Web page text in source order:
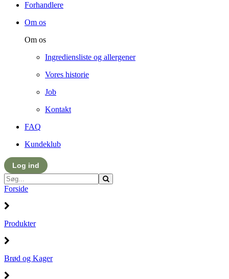
Forhandlere
Om os
Om os
Ingrediensliste og allergener
Vores historie
Job
Kontakt
FAQ
Kundeklub
Log ind
Forside
Produkter
Brød og Kager